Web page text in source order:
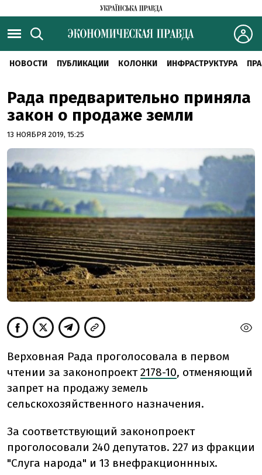
НОВОСТИ ПУБЛИКАЦИИ КОЛОНКИ ИНФРАСТРУКТУРА
Рада предварительно приняла
закон о продаже земли
13 НОЯБРЯ 2019, 15:25
Верховная Рада проголосовала в первом
чтении за законопроект2178-10, отменяющий
запрет на продажу земель
сельскохозяйственного назначения.
За соответствующий законопроект
проголосовали 240 депутатов. 227 из фракции
"Слуга народа" и 13 внефракционнных.